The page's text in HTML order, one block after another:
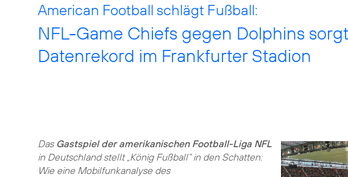
American Football schlägt Fußball:
NFL-Game Chiefs gegen Dolphins
Datenrekord im Frankfurter Stadion
Das Gastspiel der amerikanischen Football-Liga NFL
in Deutschland stellt „König Fußball“ in den Schatten:
Wie eine Mobilfunkanalyse des